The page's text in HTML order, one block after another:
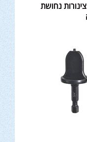
נחושת